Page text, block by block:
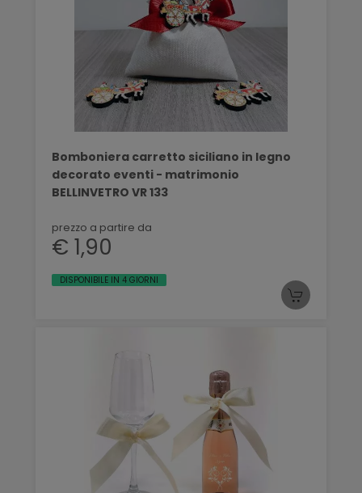
Bomboniera carretto siciliano in legno
decorato eventi - matrimonio
BELLINVETRO VR 133
prezzo a partire da
€ 1,90
DISPONIBILE IN 4 GIORNI